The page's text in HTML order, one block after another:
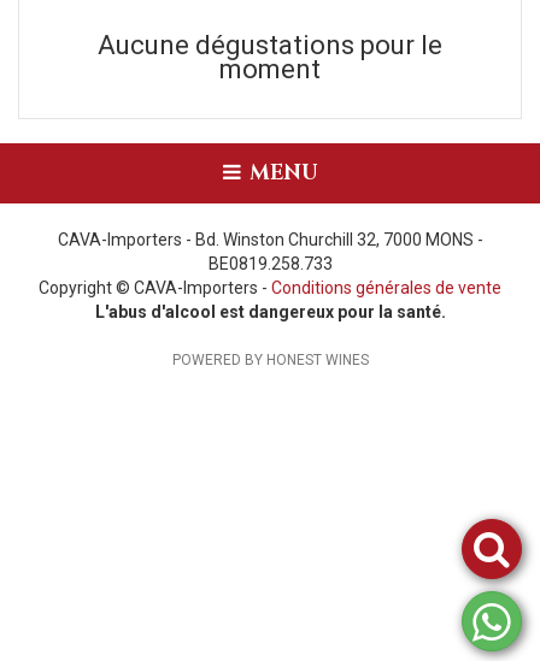
Aucune dégustations pour le
moment
MENU
CAVA-Importers - Bd. Winston Churchill 32, 7000 MONS -
BE0819.258.733
Copyright © CAVA-Importers - Conditions générales de vente
L'abus d'alcool est dangereux pour la santé.
POWERED BY HONEST WINES